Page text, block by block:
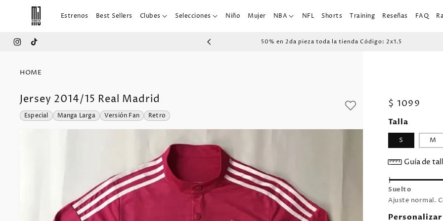
DIRECTAMENTE
AL CONTENIDOEstrenos Best Sellers Clubes Selecciones Niño Mujer NBA NFL Shorts Training Reseñas FAQ
Instagram
TikTok 50% en 2da pieza toda la tienda Código: 2x1.5
HOME
Jersey 2014/15 Real Madrid
Especial Manga Larga Versión Fan Retro
IR
Precio
habitual
$ 1099
Talla
S M
Guía de
Suelto
Ajuste normal.
Personalizar